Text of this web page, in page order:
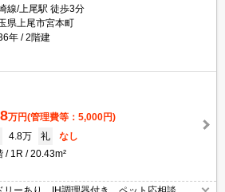
線/上尾駅 徒歩3分
県上尾市宮本町
年
2階建
万円(管理費等：5,000円)
4.8万 礼
なし
1R 20.43m²